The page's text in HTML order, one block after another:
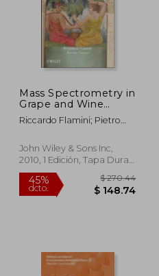
dcto.
Mass Spectrometry in
Grape and Wine
Chemistry (en Inglés)
Riccardo Flamini; Pietro
John Wiley & Sons Inc,
2010, 1 Edición, Tapa Dura,
Nuevo